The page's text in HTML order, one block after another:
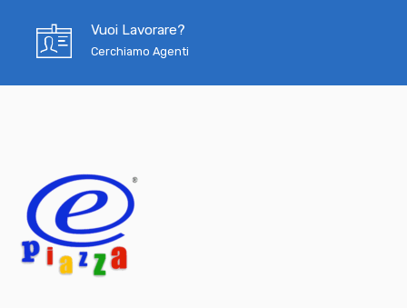
Vuoi Lavorare?
Cerchiamo Agenti